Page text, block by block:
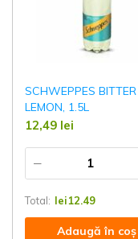
SCHWEPPES BITTER
LEMON, 1.5L
12,49 lei
Total: lei12.49
Adaugă în coș